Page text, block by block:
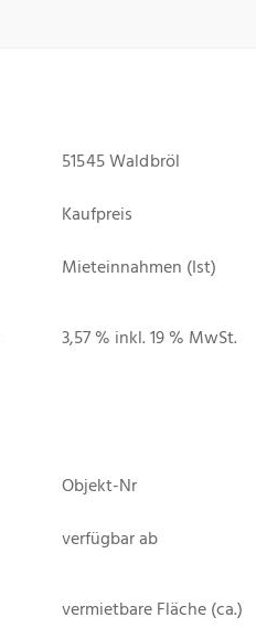
51545 Waldbröl
Kaufpreis
Mieteinnahmen (Ist)
3,57 % inkl. 19 % MwSt.
Objekt-Nr
verfügbar ab
vermietbare Fläche (ca.)